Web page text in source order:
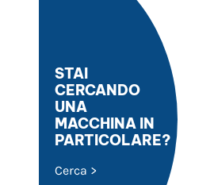
STAI
CERCANDO
UNA
MACCHINA IN
PARTICOLARE?
Cerca >